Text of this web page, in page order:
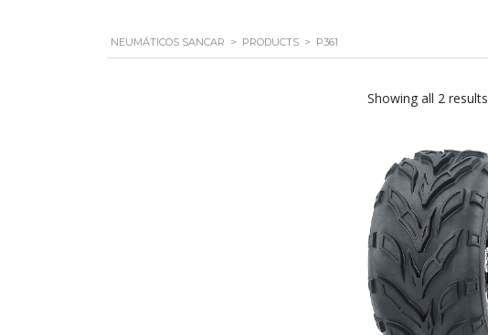
NEUMÁTICOS SANCAR > PRODUCTS > P361
Showing all 2 results